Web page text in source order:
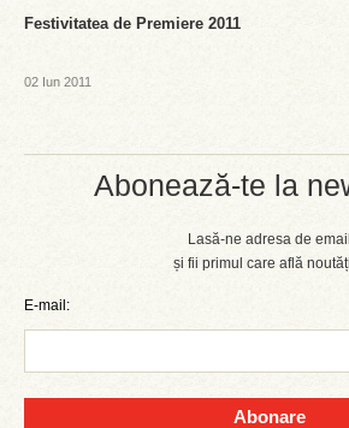
Abonează-te la
Lasă-ne adresa de email
și fii primul care află
E-mail:
Abonare
Festivitatea de Premiere 2011
02 Iun 2011